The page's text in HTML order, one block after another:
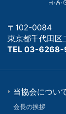
〒102-0084
東京都千代田区
TEL 03-
当協会につい
会長の挨拶